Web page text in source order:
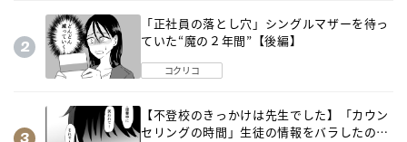
「正社員の落とし穴」シングルマザーを待っ
ていた“魔の２年間”【後編】
コクリコ
【不登校のきっかけは先生でした】「カウン
セリングの時間」生徒の情報をバラしたの